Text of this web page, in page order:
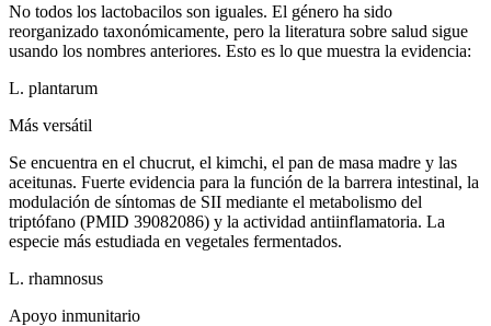
No todos los lactobacilos son iguales. El género ha sido
reorganizado taxonómicamente, pero la literatura sobre salud sigue
usando los nombres anteriores. Esto es lo que muestra la evidencia:
L. plantarum
Más versátil
Se encuentra en el chucrut, el kimchi, el pan de masa madre y las
aceitunas. Fuerte evidencia para la función de la barrera intestinal, la
modulación de síntomas de SII mediante el metabolismo del
triptófano (PMID 39082086) y la actividad antiinflamatoria. La
especie más estudiada en vegetales fermentados.
L. rhamnosus
Apoyo inmunitario